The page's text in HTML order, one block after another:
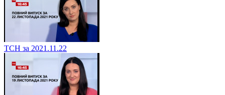
ТСН за 2021.11.22